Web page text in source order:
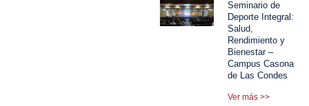
Seminario de
Deporte Integral:
Salud,
Rendimiento y
Bienestar –
Campus Casona
de Las Condes
Ver más >>